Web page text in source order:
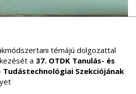
témájú dolgozattal
a 37. OTDK Tanulás- és
Szekciójának